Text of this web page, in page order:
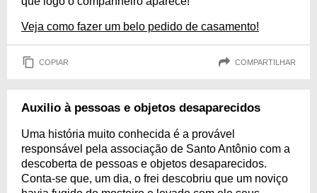
Veja como fazer um belo pedido de casamento!
COPIAR COMPARTILHAR
Auxilio à pessoas e objetos desaparecidos
Uma história muito conhecida é a provável
responsável pela associação de Santo Antônio com a
descoberta de pessoas e objetos desaparecidos.
Conta-se que, um dia, o frei descobriu que um noviço